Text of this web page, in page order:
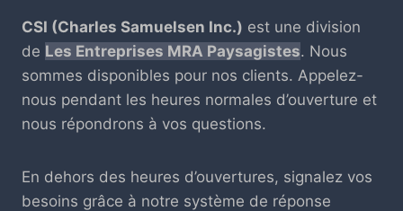
CSI (Charles Samuelsen Inc.) est une division
de Les Entreprises MRA Paysagistes. Nous
sommes disponibles pour nos clients. Appelez-
nous pendant les heures normales d’ouverture et
nous répondrons à vos questions.
En dehors des heures d’ouvertures, signalez vos
besoins grâce à notre système de réponse